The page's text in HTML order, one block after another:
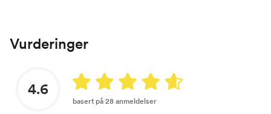
Vurderinger
4.6
basert på 28 anmeldelser